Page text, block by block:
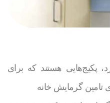
پکیج‌هایی هستند که برای
تامین گرمایش خانه